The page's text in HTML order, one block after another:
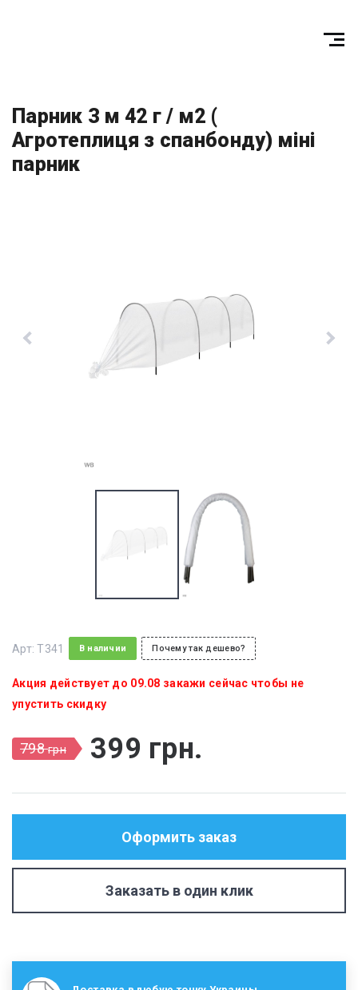
Парник 3 м 42 г / м2 (
Агротеплиця з спанбонду) міні
парник
Арт:T341 В наличии Почему так дешево?
Акция действует до 09.08 закажи сейчас чтобы не
упустить скидку
798грн 399 грн.
Оформить заказ
Заказать в один клик